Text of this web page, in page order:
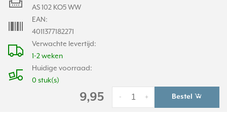
Verwachte levertijd:
1-2 weken
Huidige voorraad:
0 stuk(s)
AS 102 KO5 WW
EAN:
4011377182271
9,95 +
- Bestel